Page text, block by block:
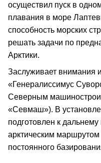
осуществил пуск в
плавания в море
способность морских
решать задачи по
Арктики.
Заслуживает внимания
«Генералиссимус
Северным
«Севмаш»). В
подготовлен к
арктическим
постоянного